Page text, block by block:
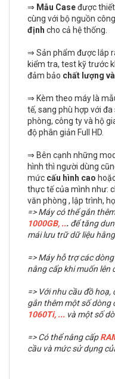
⇒ Mẫu Caseđược
cùng với bộ nguồn
định cho cả hệ thống.
⇒ Sản phẩm được lắp
kiểm tra, test kỹ trước
đảm bảo chất lượng
⇒ Kèm theo máy là
tế, sang phù hợp với
phòng, công ty và hộ
độ phân giản Full HD.
⇒ Bên cạnh những
hình thì người dùng
mức cấu hình cao
thực tế của mình như:
văn phòng , lập trình,
=> Máy có thể gắn
1000GB, ... để tăng
mái lưu trữ dữ liệu
=> Máy hỗ trợ các
nâng cấp khi muốn lên
=> Với nhu cầu đồ
gắn thêm một số dòng
1060Ti, ... và một số
=> Có thể nâng cấp
cầu và mức sử dụng